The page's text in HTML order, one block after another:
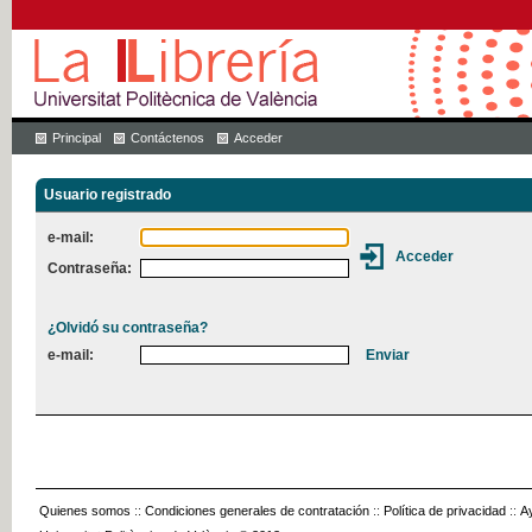
Principal Contáctenos Acceder
Usuario registrado
e-mail:
Contraseña:
¿Olvidó su contraseña?
e-mail:
Quienes somos :: Condiciones generales de contratación :: Política de privacidad ::